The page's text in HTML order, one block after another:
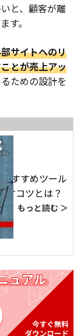
と、顧客が離
す。
サイトへのリ
とが売上アッ
ための設計を
すすめツール
すコツとは？
もっと読む ＞